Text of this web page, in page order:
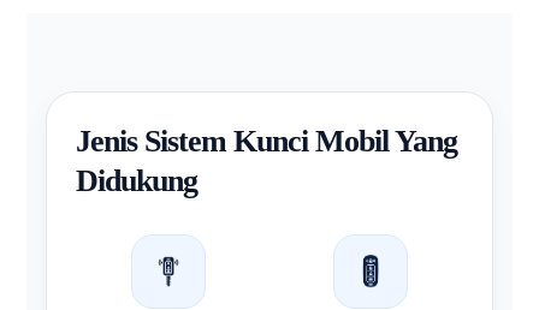
Jenis Sistem Kunci Mobil Yang
Didukung